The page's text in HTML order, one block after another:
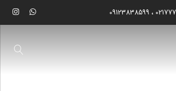
09123838599